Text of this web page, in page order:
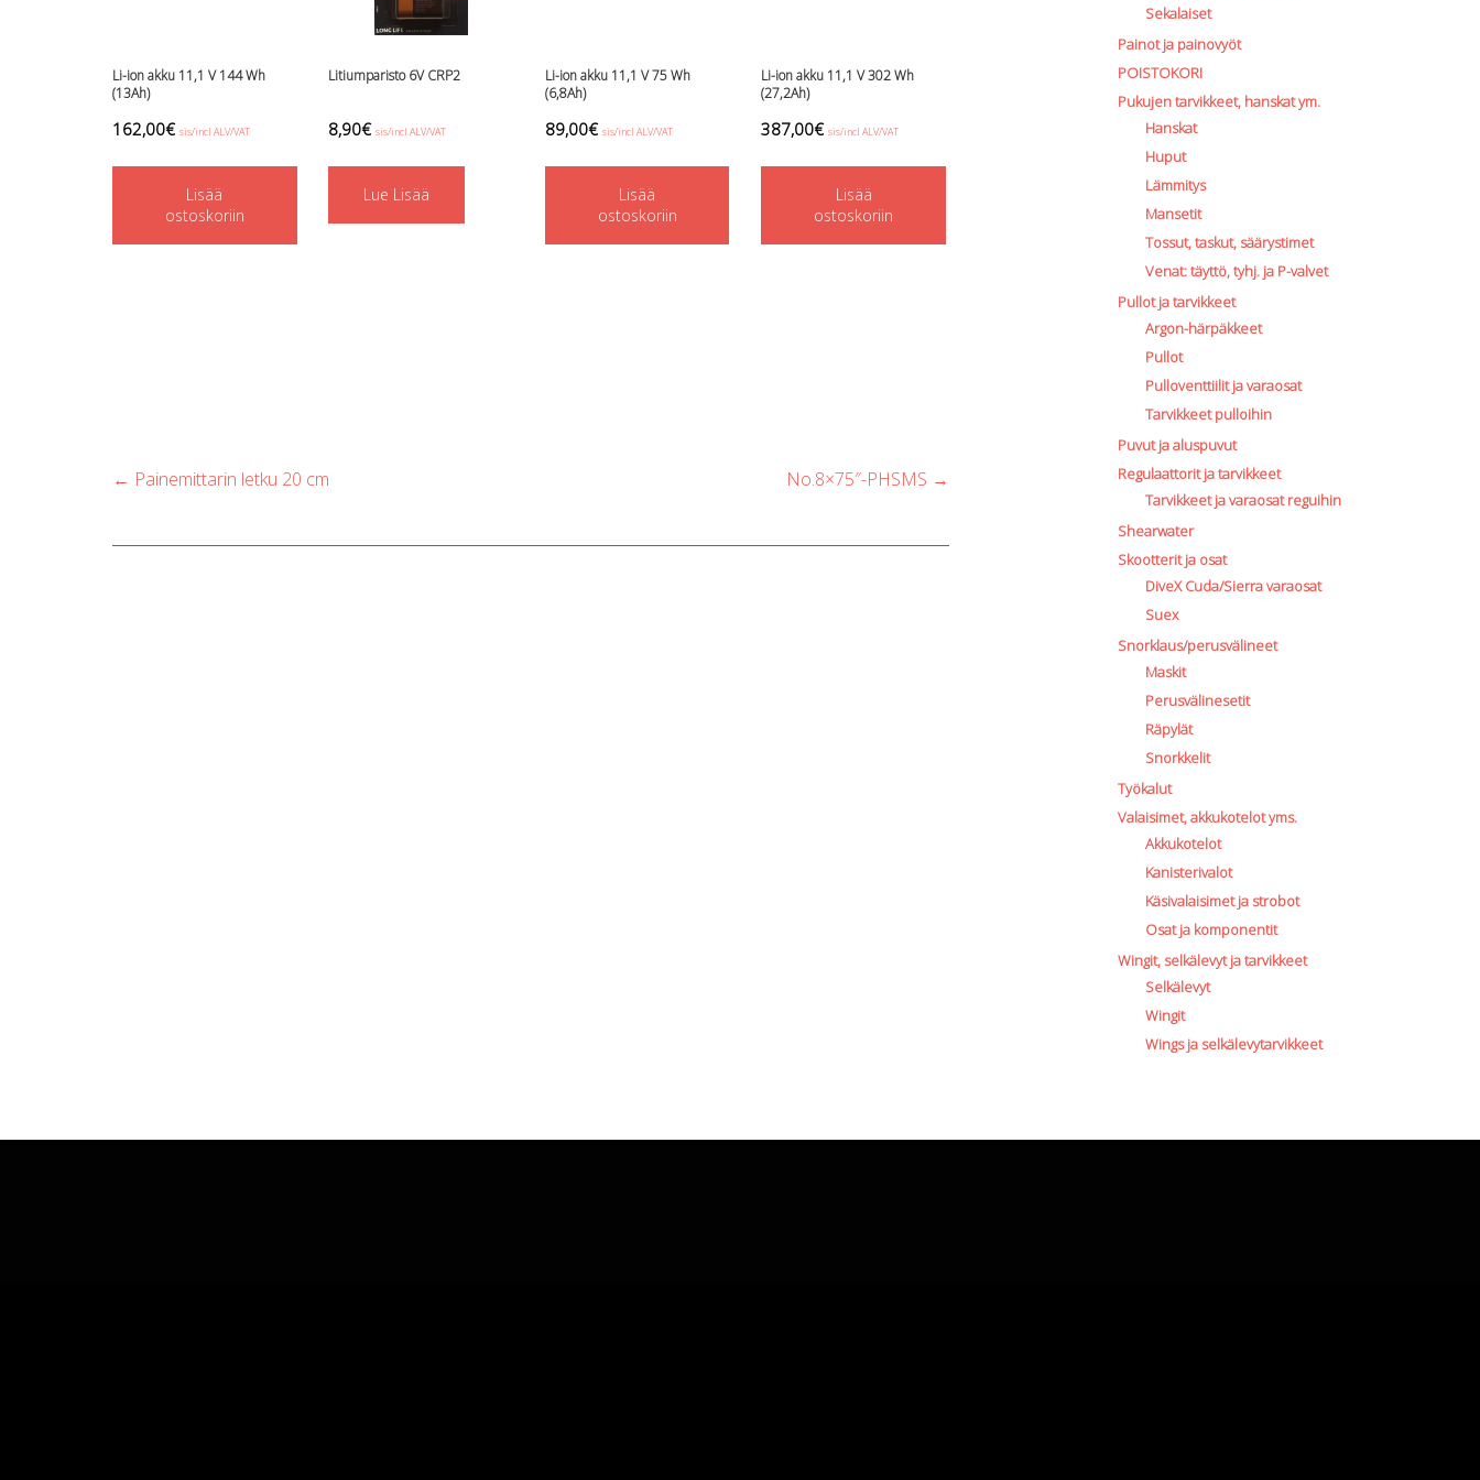
Li-ion akku 11,1 V 144 Wh
(13Ah)
162,00€ sis/incl ALV/VAT
Lisää
ostoskoriin
Litiumparisto 6V CRP2
8,90€ sis/incl ALV/VAT
Lue Lisää
Li-ion akku 11,1 V 75 Wh
(6,8Ah)
89,00€ sis/incl ALV/VAT
Lisää
ostoskoriin
Li-ion akku 11,1 V 302 Wh
(27,2Ah)
387,00€ sis/incl ALV/VAT
Lisää
ostoskoriin
Post
← Painemittarin letku 20 cm No.8×75″-PHSMS →
Sekalaiset
Painot ja painovyöt
POISTOKORI
Pukujen tarvikkeet, hanskat ym.
Hanskat
Huput
Lämmitys
Mansetit
Tossut, taskut, säärystimet
Venat: täyttö, tyhj. ja P-valvet
Pullot ja tarvikkeet
Argon-härpäkkeet
Pullot
Pulloventtiilit ja varaosat
Tarvikkeet pulloihin
Puvut ja aluspuvut
Regulaattorit ja tarvikkeet
Tarvikkeet ja varaosat reguihin
Shearwater
Skootterit ja osat
DiveX Cuda/Sierra varaosat
Suex
Snorklaus/perusvälineet
Maskit
Perusvälinesetit
Räpylät
Snorkkelit
Työkalut
Valaisimet, akkukotelot yms.
Akkukotelot
Kanisterivalot
Käsivalaisimet ja strobot
Osat ja komponentit
Wingit, selkälevyt ja tarvikkeet
Selkälevyt
Wingit
Wings ja selkälevytarvikkeet